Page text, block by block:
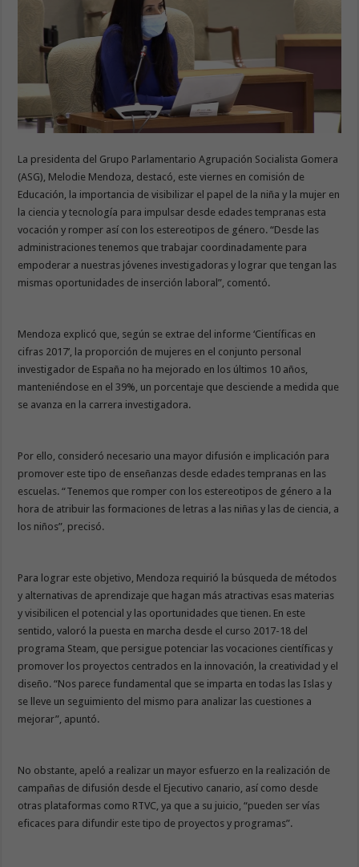
La presidenta del Grupo Parlamentario Agrupación Socialista Gomera
(ASG), Melodie Mendoza, destacó, este viernes en comisión de
Educación, la importancia de visibilizar el papel de la niña y la mujer en
la ciencia y tecnología para impulsar desde edades tempranas esta
vocación y romper así con los estereotipos de género. “Desde las
administraciones tenemos que trabajar coordinadamente para
empoderar a nuestras jóvenes investigadoras y lograr que tengan las
mismas oportunidades de inserción laboral”, comentó.
Mendoza explicó que, según se extrae del informe ‘Científicas en
cifras 2017’, la proporción de mujeres en el conjunto personal
investigador de España no ha mejorado en los últimos 10 años,
manteniéndose en el 39%, un porcentaje que desciende a medida que
se avanza en la carrera investigadora.
Por ello, consideró necesario una mayor difusión e implicación para
promover este tipo de enseñanzas desde edades tempranas en las
escuelas. “Tenemos que romper con los estereotipos de género a la
hora de atribuir las formaciones de letras a las niñas y las de ciencia, a
los niños”, precisó.
Para lograr este objetivo, Mendoza requirió la búsqueda de métodos
y alternativas de aprendizaje que hagan más atractivas esas materias
y visibilicen el potencial y las oportunidades que tienen. En este
sentido, valoró la puesta en marcha desde el curso 2017-18 del
programa Steam, que persigue potenciar las vocaciones científicas y
promover los proyectos centrados en la innovación, la creatividad y el
diseño. “Nos parece fundamental que se imparta en todas las Islas y
se lleve un seguimiento del mismo para analizar las cuestiones a
mejorar”, apuntó.
No obstante, apeló a realizar un mayor esfuerzo en la realización de
campañas de difusión desde el Ejecutivo canario, así como desde
otras plataformas como RTVC, ya que a su juicio, “pueden ser vías
eficaces para difundir este tipo de proyectos y programas”.